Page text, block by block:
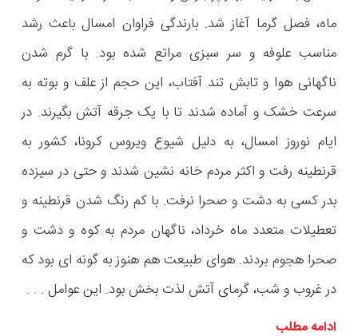
ماه، فصل گرما آغاز شد. بارندگی فراوان امسال باعث رشد
مناسب علوفه و سر سبزی مراتع شده بود. با گرم شدن
ناگهانی هوا و تابش تند آفتاب، این حجم از علف و بوته به
سرعت خشک و آماده شدند تا با یک جرقه آتش بگیرند. در
ایام نوروز امسال، به دلیل شیوع ویروس کرونا، کشور به
قرنطینه رفت و اکثر مردم خانه نشین شدند و حتی در سیزده
بدر کسی به دشت و صحرا نرفت. با کم رنگ شدن قرنطینه و
تعطیلات متعدد ماه خرداد، ناگهان مردم به کوه و دشت و
صحرا هجوم بردند. هوای طبیعت هم هنوز به گونه ای بود که
در غروب و شب، گرمای آتش لذت بخش بود. این عوامل . . .
ادامه مطلب